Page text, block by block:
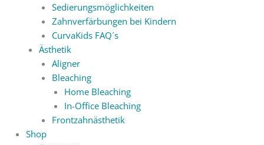
Sedierungsmöglichkeiten
Zahnverfärbungen bei Kindern
CurvaKids FAQ´s
Ästhetik
Aligner
Bleaching
Home Bleaching
In-Office Bleaching
Frontzahnästhetik
Shop